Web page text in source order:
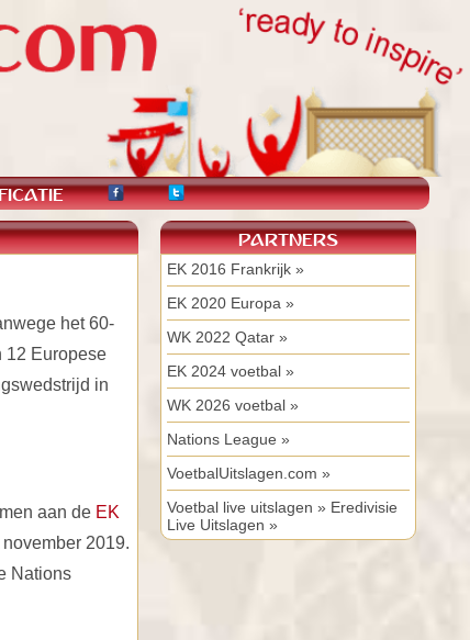
het 60-
12 Europese
in
aan de EK
2019.
Nations
PARTNERS
EK 2016 Frankrijk »
EK 2020 Europa »
WK 2022 Qatar »
EK 2024 voetbal »
WK 2026 voetbal »
Nations League »
VoetbalUitslagen.com »
Voetbal live uitslagen » Eredivisie
Live Uitslagen »